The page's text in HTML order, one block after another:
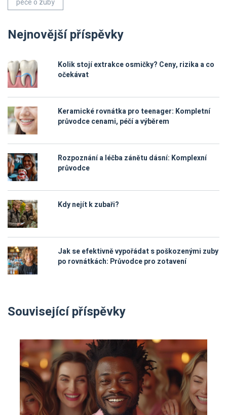
péče o zuby
Nejnovější příspěvky
Kolik stojí extrakce osmičky? Ceny, rizika a co
očekávat
Keramické rovnátka pro teenager: Kompletní
průvodce cenami, péčí a výběrem
Rozpoznání a léčba zánětu dásní: Komplexní
průvodce
Kdy nejít k zubaři?
Jak se efektivně vypořádat s poškozenými zuby
po rovnátkách: Průvodce pro zotavení
Související příspěvky